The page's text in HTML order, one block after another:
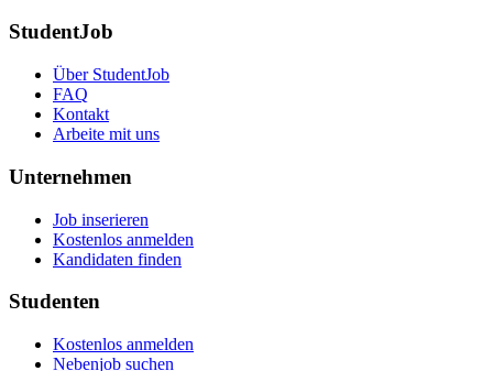
StudentJob
Über StudentJob
FAQ
Kontakt
Arbeite mit uns
Unternehmen
Job inserieren
Kostenlos anmelden
Kandidaten finden
Studenten
Kostenlos anmelden
Nebenjob suchen